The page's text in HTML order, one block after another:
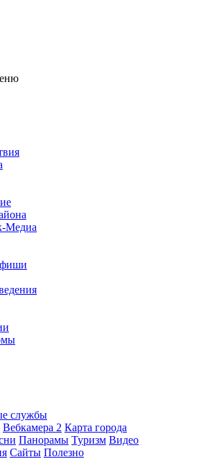
Медиа
службы
Вебкамера 2 Карта города
Панорамы Туризм Видео
Сайты Полезно